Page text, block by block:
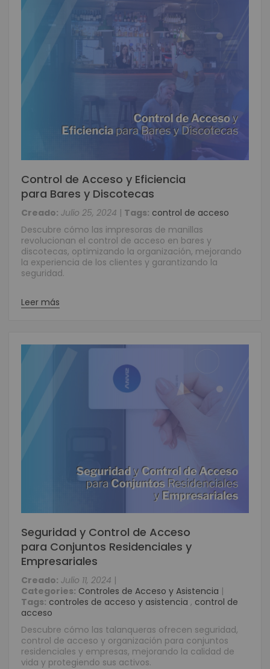
Control de Acceso y Eficiencia
para Bares y Discotecas
Creado: Julio 25, 2024 | Tags: control de acceso
Descubre cómo las impresoras de manillas
revolucionan el control de acceso en bares y
discotecas, optimizando la organización, mejorando
la experiencia de los clientes y garantizando la
seguridad.
Leer más
Seguridad y Control de Acceso
para Conjuntos Residenciales y
Empresariales
Creado: Julio 11, 2024 |
Categories: Controles de Acceso y Asistencia |
Tags: controles de acceso y asistencia , control de
acceso
Descubre cómo las talanqueras ofrecen seguridad,
control de acceso y organización para conjuntos
residenciales y empresas, mejorando la calidad de
vida y protegiendo sus activos.